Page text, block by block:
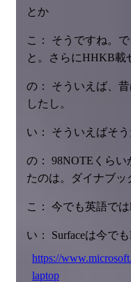
とか
こ： そうですね。
と。さらにHHKB載
の： そういえば、
したし。
い： そういえばそ
の： 98NOTEくら
たのは。ダイナブッ
こ： 今でも英語で
い： Surfaceは今で
https://
laptop